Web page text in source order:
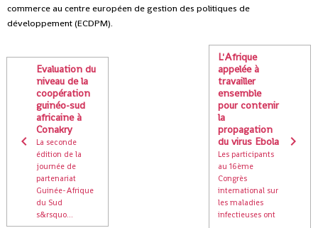
commerce au centre européen de gestion des politiques de
développement (ECDPM).
Evaluation du
niveau de la
coopération
guinéo-sud
africaine à
Conakry
La seconde
édition de la
journée de
partenariat
Guinée-Afrique
du Sud
s&rsquo...
L'Afrique
appelée à
travailler
ensemble
pour contenir
la
propagation
du virus Ebola
Les participants
au 16ème
Congrès
international sur
les maladies
infectieuses ont